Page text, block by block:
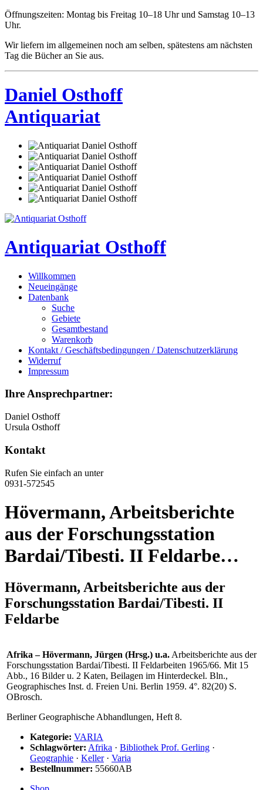
Öffnungszeiten: Montag bis Freitag 10–18 Uhr und Samstag 10–13
Uhr.
Wir liefern im allgemeinen noch am selben, spätestens am nächsten
Tag die Bücher an Sie aus.
Daniel Osthoff
Antiquariat
Antiquariat Osthoff
Willkommen
Neueingänge
Datenbank
Suche
Gebiete
Gesamtbestand
Warenkorb
Kontakt / Geschäftsbedingungen / Datenschutzerklärung
Widerruf
Impressum
Ihre Ansprechpartner:
Daniel Osthoff
Ursula Osthoff
Kontakt
Rufen Sie einfach an unter
0931-572545
Hövermann, Arbeitsberichte
aus der Forschungsstation
Bardai/Tibesti. II Feldarbe…
Hövermann, Arbeitsberichte aus der
Forschungsstation Bardai/Tibesti. II
Feldarbe
Afrika – Hövermann, Jürgen (Hrsg.) u.a.Arbeitsberichte aus der
Forschungsstation Bardai/Tibesti. II Feldarbeiten 1965/66. Mit 15
Abb., 16 Bilder u. 2 Katen, Beilagen im Hinterdeckel. Bln.,
Geographisches Inst. d. Freien Uni. Berlin 1959. 4°. 82(20) S.
OBrosch.
Berliner Geographische Abhandlungen, Heft 8.
Kategorie: VARIA
Schlagwörter: Afrika · Bibliothek Prof. Gerling ·
Geographie · Keller· Varia
Bestellnummer: 55660AB